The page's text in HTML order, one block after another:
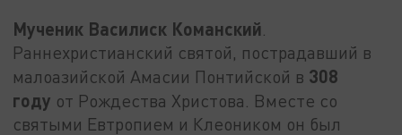
Мученик Василиск Команский
Раннехристианский святой, пострадавший в
малоазийской Амасии Понтийской в 308
году от Рождества Христова. Вместе со
святыми Евтропием и Клеоником он был